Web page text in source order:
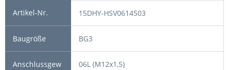
15DHY-HSV0614503
BG3
06L (M12x1,5)